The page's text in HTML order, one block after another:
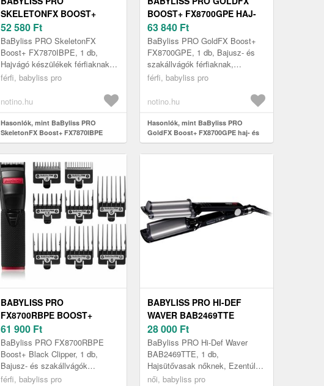
SKELETONFX BOOST+
FX7870IBPE
PROFESSZIONÁLIS
MŰSZER HAJRA 1 DB
52 580 Ft
BaByliss PRO SkeletonFX
Boost+ FX7870IBPE, 1 db,
Hajvágó készülékek férfiaknak,
Tapasztalja meg a
karnyújtásnyira ...
férfi, babyliss pro
notino.hu
Hasonlók, mint BaByliss PRO
SkeletonFX Boost+ FX7870IBPE
professzionális műszer hajra 1 db
BOOST+ FX8700GPE HAJ-
ÉS SZAKÁLLNYÍRÓ 1 DB
63 840 Ft
BaByliss PRO GoldFX Boost+
FX8700GPE, 1 db, Bajusz- és
szakállvágók férfiaknak,
Szeretné tökéletesen ápolt
környezetét?...
férfi, babyliss pro
notino.hu
Hasonlók, mint BaByliss PRO
GoldFX Boost+ FX8700GPE haj- és
szakállnyíró 1 db
BABYLISS PRO
FX8700RBPE BOOST+
BLACK CLIPPER HAJ- ÉS
SZAKÁLLNYÍRÓ 1 DB
61 900 Ft
BaByliss PRO FX8700RBPE
Boost+ Black Clipper, 1 db,
Bajusz- és szakállvágók
férfiaknak, Maximális és
férfi, babyliss pro
BABYLISS PRO HI-DEF
WAVER BAB2469TTE
TRIPLA HAJSÜTŐVAS
HAJRA IONIZÁTORRAL 1 DB
28 000 Ft
BaByliss PRO Hi-Def Waver
BAB2469TTE, 1 db,
Hajsütővasak nőknek, Ezentúl
nem kell az egész éjszakát
női, babyliss pro